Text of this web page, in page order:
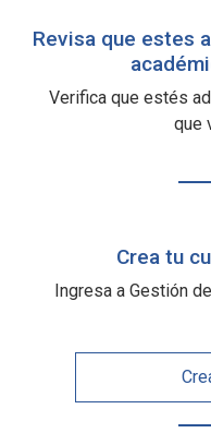
Revisa que estes
Verifica que estés
que
Crea tu
Ingresa a Gestión